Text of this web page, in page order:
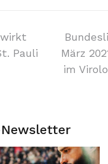
Pauli
März
im